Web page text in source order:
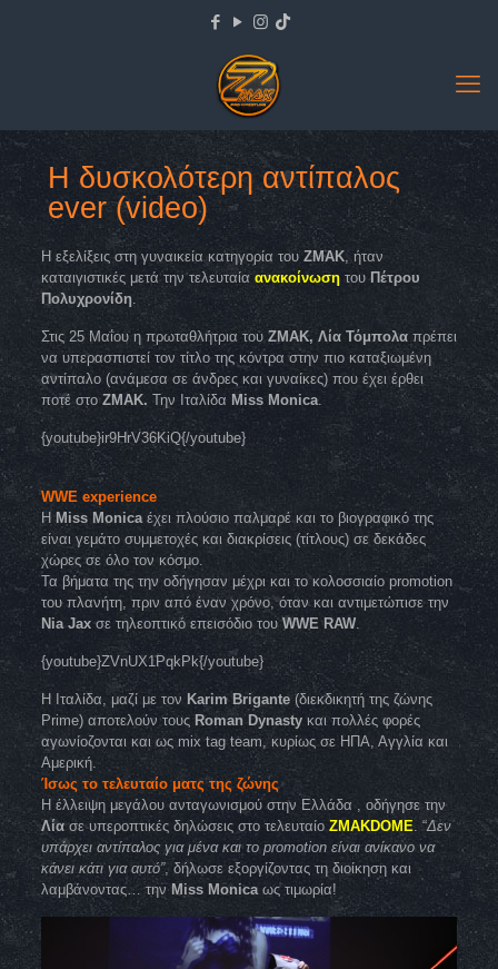
Η δυσκολότερη αντίπαλος
ever (video)
Η εξελίξεις στη γυναικεία κατηγορία τουZMAK, ήταν
καταιγιστικές μετά την τελευταία ανακοίνωσητου Πέτρου
Πολυχρονίδη.
Στις 25 Μαΐου η πρωταθλήτρια του ZMAK, Λία Τόμπολαπρέπει
να υπερασπιστεί τον τίτλο της κόντρα στην πιο καταξιωμένη
αντίπαλο (ανάμεσα σε άνδρες και γυναίκες) που έχει έρθει
ποτέ στοZMAK. Την Ιταλίδα Miss Monica.
{youtube}ir9HrV36KiQ{/youtube}
WWE experience
Η Miss Monicaέχει πλούσιο παλμαρέ και το βιογραφικό της
είναι γεμάτο συμμετοχές και διακρίσεις (τίτλους) σε δεκάδες
χώρες σε όλο τον κόσμο.
Τα βήματα της την οδήγησαν μέχρι και το κολοσσιαίο promotion
του πλανήτη, πριν από έναν χρόνο, όταν και αντιμετώπισε την
Nia Jaxσε τηλεοπτικό επεισόδιο του WWE RAW.
{youtube}ZVnUX1PqkPk{/youtube}
Η Ιταλίδα, μαζί με τον Karim Brigante(διεκδικητή της ζώνης
Prime) αποτελούν τους Roman Dynastyκαι πολλές φορές
αγωνίοζονται και ως mix tag team, κυρίως σε ΗΠΑ, Αγγλία και
Αμερική.
Ίσως το τελευταίο ματς της ζώνης
Η έλλειψη μεγάλου ανταγωνισμού στην Ελλάδα , οδήγησε την
Λίασε υπεροπτικές δηλώσεις στο τελευταίο ZMAKDOME. “Δεν
υπάρχει αντίπαλος για μένα και το promotion είναι ανίκανο να
κάνει κάτι για αυτό”, δήλωσε εξοργίζοντας τη διοίκηση και
λαμβάνοντας… την Miss Monicaως τιμωρία!